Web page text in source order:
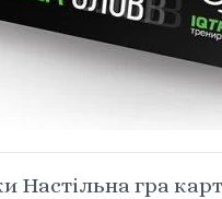
Настільна гра